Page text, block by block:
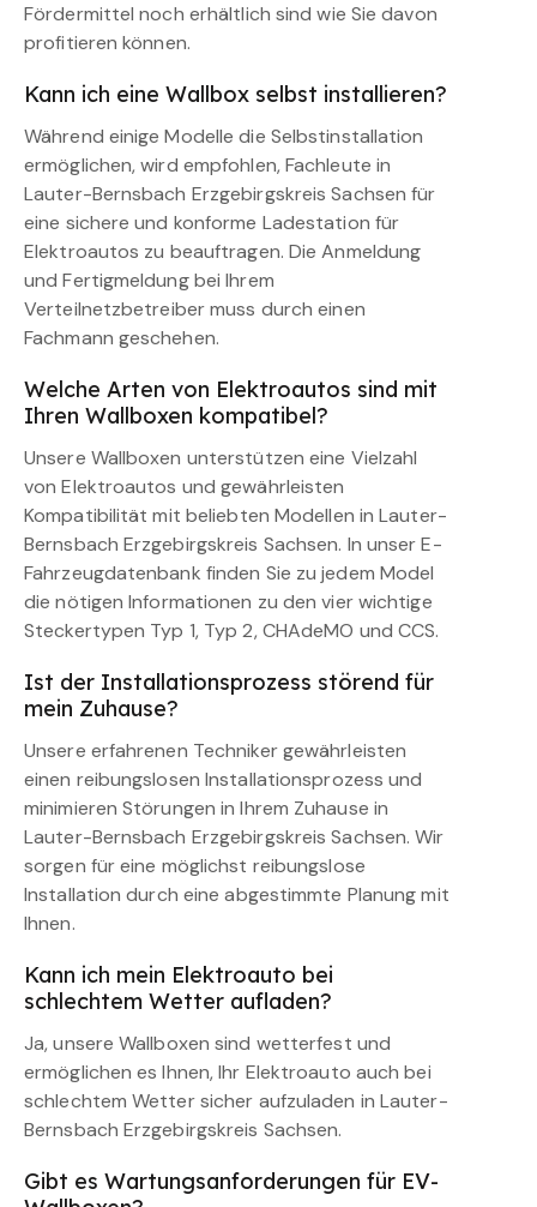
Fördermittel noch erhältlich sind wie Sie davon
profitieren können.
Kann ich eine Wallbox selbst installieren?
Während einige Modelle die Selbstinstallation
ermöglichen, wird empfohlen, Fachleute in
Lauter-Bernsbach Erzgebirgskreis Sachsen für
eine sichere und konforme Ladestation für
Elektroautos zu beauftragen. Die Anmeldung
und Fertigmeldung bei Ihrem
Verteilnetzbetreiber muss durch einen
Fachmann geschehen.
Welche Arten von Elektroautos sind mit
Ihren Wallboxen kompatibel?
Unsere Wallboxen unterstützen eine Vielzahl
von Elektroautos und gewährleisten
Kompatibilität mit beliebten Modellen in Lauter-
Bernsbach Erzgebirgskreis Sachsen. In unser E-
Fahrzeugdatenbank finden Sie zu jedem Model
die nötigen Informationen zu den vier wichtige
Steckertypen Typ 1, Typ 2, CHAdeMO und CCS.
Ist der Installationsprozess störend für
mein Zuhause?
Unsere erfahrenen Techniker gewährleisten
einen reibungslosen Installationsprozess und
minimieren Störungen in Ihrem Zuhause in
Lauter-Bernsbach Erzgebirgskreis Sachsen. Wir
sorgen für eine möglichst reibungslose
Installation durch eine abgestimmte Planung mit
Ihnen.
Kann ich mein Elektroauto bei
schlechtem Wetter aufladen?
Ja, unsere Wallboxen sind wetterfest und
ermöglichen es Ihnen, Ihr Elektroauto auch bei
schlechtem Wetter sicher aufzuladen in Lauter-
Bernsbach Erzgebirgskreis Sachsen.
Gibt es Wartungsanforderungen für EV-